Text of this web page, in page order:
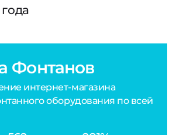
Фонтанов
интернет-магазина
оборудования по всей